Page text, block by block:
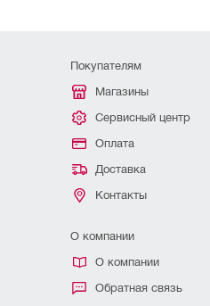
Покупателям
Магазины
Сервисный центр
Оплата
Доставка
Контакты
О компании
О компании
Обратная связь